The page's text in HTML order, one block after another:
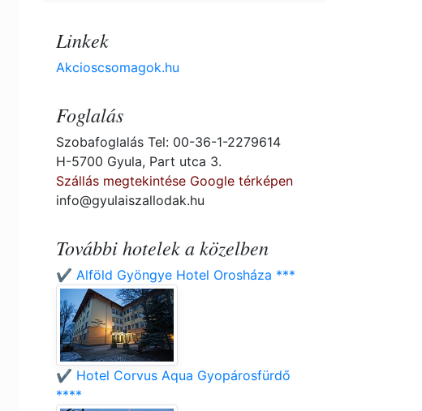
Linkek
Akcioscsomagok.hu
Foglalás
Szobafoglalás Tel: 00-36-1-2279614
H-5700 Gyula, Part utca 3.
Szállás megtekintése Google térképen
info@gyulaiszallodak.hu
További hotelek a közelben
✔️ Alföld Gyöngye Hotel Orosháza ***
✔️ Hotel Corvus Aqua Gyopárosfürdő
****